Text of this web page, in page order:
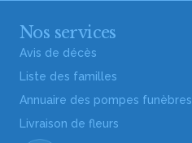
Nos services
Avis de décès
Liste des familles
Annuaire des pompes funèbres
Livraison de fleurs